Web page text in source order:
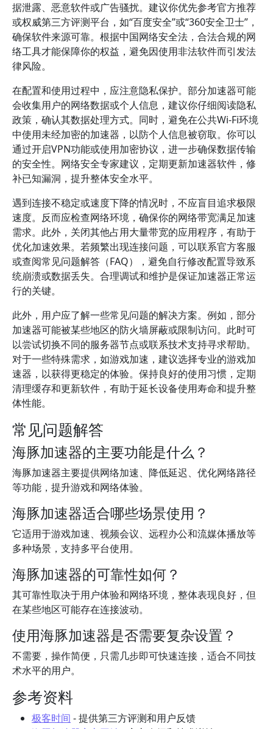
据泄露、恶意软件或广告骚扰。建议你优先参考官方推荐
或权威第三方评测平台，如“百度安全”或“360安全卫士”，
确保软件来源可靠。根据中国网络安全法，合法合规的网
络工具才能保障你的权益，避免因使用非法软件而引发法
律风险。
在配置和使用过程中，应注意隐私保护。部分加速器可能
会收集用户的网络数据或个人信息，建议你仔细阅读隐私
政策，确认其数据处理方式。同时，避免在公共Wi-Fi环境
中使用未经加密的加速器，以防个人信息被窃取。你可以
通过开启VPN功能或使用加密协议，进一步确保数据传输
的安全性。网络安全专家建议，定期更新加速器软件，修
补已知漏洞，提升整体安全水平。
遇到连接不稳定或速度下降的情况时，不应盲目追求极限
速度。反而应检查网络环境，确保你的网络带宽满足加速
需求。此外，关闭其他占用大量带宽的应用程序，有助于
优化加速效果。若频繁出现连接问题，可以联系官方客服
或查阅常见问题解答（FAQ），避免自行修改配置导致系
统崩溃或数据丢失。合理调试和维护是保证加速器正常运
行的关键。
此外，用户应了解一些常见问题的解决方案。例如，部分
加速器可能被某些地区的防火墙屏蔽或限制访问。此时可
以尝试切换不同的服务器节点或联系技术支持寻求帮助。
对于一些特殊需求，如游戏加速，建议选择专业的游戏加
速器，以获得更稳定的体验。保持良好的使用习惯，定期
清理缓存和更新软件，有助于延长设备使用寿命和提升整
体性能。
常见问题解答
海豚加速器的主要功能是什么？
海豚加速器主要提供网络加速、降低延迟、优化网络路径
等功能，提升游戏和网络体验。
海豚加速器适合哪些场景使用？
它适用于游戏加速、视频会议、远程办公和流媒体播放等
多种场景，支持多平台使用。
海豚加速器的可靠性如何？
其可靠性取决于用户体验和网络环境，整体表现良好，但
在某些地区可能存在连接波动。
使用海豚加速器是否需要复杂设置？
不需要，操作简便，只需几步即可快速连接，适合不同技
术水平的用户。
参考资料
极客时间 - 提供第三方评测和用户反馈